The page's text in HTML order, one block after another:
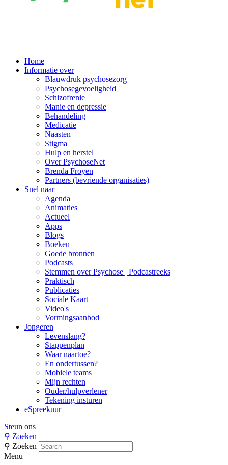
Main
Navigation
Home
Informatie over
Blauwdruk psychosezorg
Psychosegevoeligheid
Schizofrenie
Manie en depressie
Behandeling
Medicatie
Naasten
Stigma
Hulp en herstel
Over PsychoseNet
Brenda Froyen
Partners (bevriende organisaties)
Snel naar
Agenda
Animaties
Actueel
Apps
Blogs
Boeken
Goede bronnen
Podcasts
Stemmen over Psychose | Podcastreeks
Praktisch
Publicaties
Sociale Kaart
Video's
Vormingsaanbod
Jongeren
Levenslang?
Stappenplan
Waar naartoe?
En ondertussen?
Mobiele teams
Mijn rechten
Ouder/hulpverlener
Tekening insturen
eSpreekuur
Steun ons
⚲ Zoeken
⚲ Zoeken
Menu